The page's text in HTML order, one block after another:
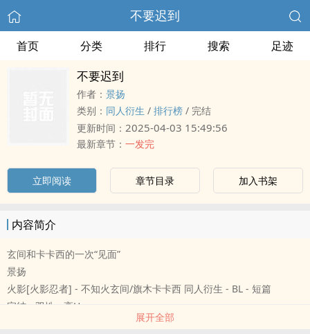
不要迟到
首页 分类 排行 搜索 足迹
不要迟到
作者： 景扬
类别： ‍‌同‌‍‎人‎‎衍生 / 排行榜 / 完结
更新时间： 2025-04-03 15:49:56
最新章节： 一发完
立即阅读 章节目录 加入书架
内容简介
玄间和卡卡西的一次“见面”
景扬
火影[火影忍者] - 不知火玄间/旗木卡卡西 ‍‌同‌‍‎人‎‎衍生 - BL - 短篇
完结 - 双性 - ‌高‍‎‎H‎
展开全部